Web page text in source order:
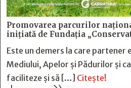
Promovarea parcurilor
inițiată de Fundația
Este un demers la care partener
Mediului, Apelor și Pădurilor și
faciliteze și să […] Citește!